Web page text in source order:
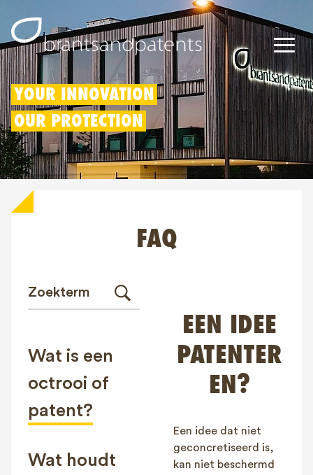
Octrooien
Merken
Modellen
Contact
YOUR INNOVATION
OUR PROTECTION
FAQ
Wat is een
octrooi of
patent?
Wat houdt
EEN IDEE
PATENTER
EN?
Een idee dat niet
geconcretiseerd is,
kan niet beschermd